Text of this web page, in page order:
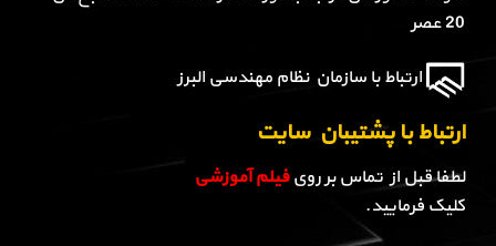
20 عصر
ارتباط با سازمان نظام مهندسی البرز
ارتباط با پشتیبان سایت
لطفا قبل از تماس بر رویفیلم آموزشی
کلیک فرمایید.